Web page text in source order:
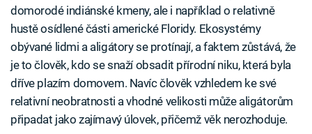
domorodé indiánské kmeny, ale i například o relativně
hustě osídlené části americké Floridy. Ekosystémy
obývané lidmi a aligátory se protínají, a faktem zůstává, že
je to člověk, kdo se snaží obsadit přírodní niku, která byla
dříve plazím domovem. Navíc člověk vzhledem ke své
relativní neobratnosti a vhodné velikosti může aligátorům
připadat jako zajímavý úlovek, přičemž věk nerozhoduje.